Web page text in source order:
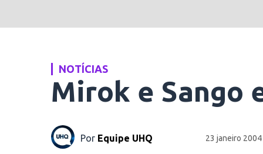
NOTÍCIAS
Mirok e Sango
Por Equipe UHQ 23 janeiro 2004